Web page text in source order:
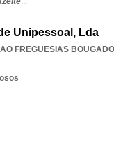
Unipessoal, Lda
FREGUESIAS